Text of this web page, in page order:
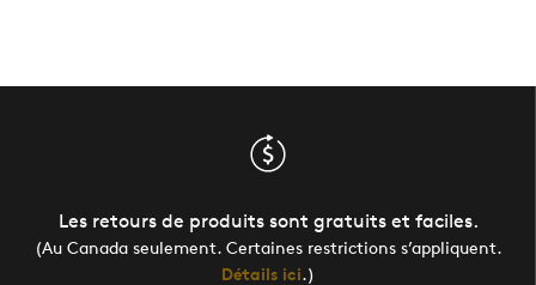
Les retours de produits sont gratuits et faciles.
(Au Canada seulement. Certaines restrictions s’appliquent.
Détails ici.)